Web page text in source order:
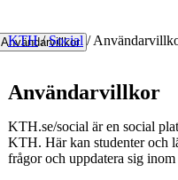
Användarvillkor
KTH / Social /
Användarvillkor
KTH.se/social är en social
KTH. Här kan studenter och
frågor och uppdatera sig